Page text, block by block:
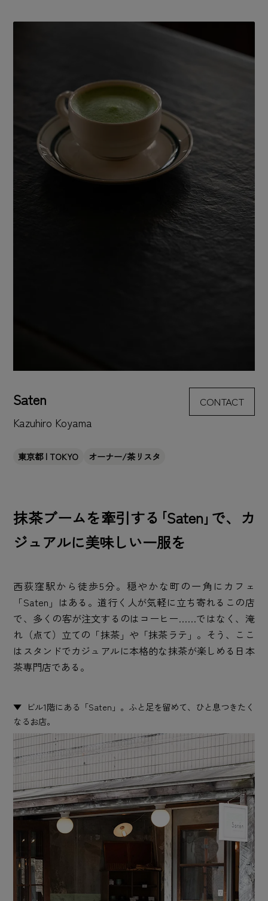
Saten
Kazuhiro Koyama
東京都 | TOKYO オーナー/茶リスタ
CONTACT
抹茶ブームを牽引する｢Saten｣で、カ
ジュアルに美味しい一服を
西荻窪駅から徒歩5分。穏やかな町の一角にカフェ
「Saten」はある。道行く人が気軽に立ち寄れるこの店
で、多くの客が注文するのはコーヒー……ではなく、淹
れ（点て）立ての「抹茶」や「抹茶ラテ」。そう、ここ
はスタンドでカジュアルに本格的な抹茶が楽しめる日本
茶専門店である。
ビル1階にある「Saten」。ふと足を留めて、ひと息つきたく
なるお店。